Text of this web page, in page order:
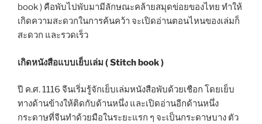
book ) คือพับไปพับมามีลักษณะคล้ายสมุดข่อยของไทย ทำให้
เกิดความสะดวกในการค้นคว้า จะเปิดอ่านตอนไหนของเล่มก็
สะดวก และรวดเร็ว
เกิดหนังสือแบบเย็บเล่ม ( Stitch book )
ปี ค.ศ. 1116 จีนเริ่มรู้จักเย็บเล่มหนังสือพับด้วยเชือก โดยเย็บ
ทางด้านข้างให้ติดกับด้านหนึ่ง และเปิดอ่านอีกด้านหนึ่ง
กระดาษที่จีนทำด้วยมือในระยะแรก ๆ จะเป็นกระดาษบาง ตัว